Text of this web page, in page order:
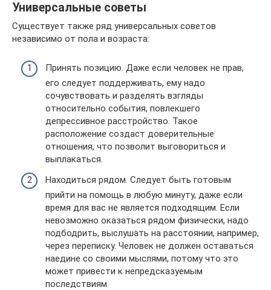
Универсальные советы
Существует также ряд универсальных советов
независимо от пола и возраста:
Принять позицию. Даже если человек не прав,
его следует поддерживать, ему надо
сочувствовать и разделять взгляды
относительно события, повлекшего
депрессивное расстройство. Такое
расположение создаст доверительные
отношения, что позволит выговориться и
выплакаться.
Находиться рядом. Следует быть готовым
прийти на помощь в любую минуту, даже если
время для вас не является подходящим. Если
невозможно оказаться рядом физически, надо
подбодрить, выслушать на расстоянии, например,
через переписку. Человек не должен оставаться
наедине со своими мыслями, потому что это
может привести к непредсказуемым
последствиям.